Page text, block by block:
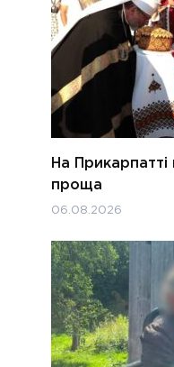
На Прикарпатті
проща
06.08.2026